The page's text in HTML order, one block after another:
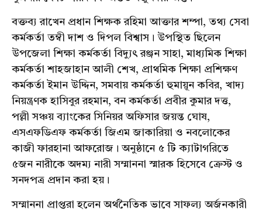
বক্তব্য রাখেন প্রধান শিক্ষক রহিমা আক্তার শম্পা, তথ্য সেবা
কর্মকর্তা তম্বী দাশ ও দিপল বিশ্বাস। উপস্থিত ছিলেন
উপজেলা শিক্ষা কর্মকর্তা বিদ্যুৎ রঞ্জন সাহা, মাধ্যমিক শিক্ষা
কর্মকর্তা শাহজাহান আলী শেখ, প্রাথমিক শিক্ষা প্রশিক্ষণ
কর্মকর্তা ইমান উদ্দিন, সমবায় কর্মকর্তা হুমায়ূন কবির, খাদ্য
নিয়ন্ত্রণক হাসিবুর রহমান, বন কর্মকর্তা প্রবীর কুমার দত্ত,
পল্লী সঞ্চয় ব্যাংকের সিনিয়র অফিসার জয়ন্ত ঘোষ,
এসএফডিএফ কর্মকর্তা জিএম জাকারিয়া ও নবলোকের
কাজী ফারহানা আফরোজ। অনুষ্ঠানে ৫ টি ক্যাটাগরিতে
৫জন নারীকে অদম্য নারী সম্মাননা স্মারক হিসেবে ক্রেস্ট ও
সনদপত্র প্রদান করা হয়।
সম্মাননা প্রাপ্তরা হলেন অর্থনৈতিক ভাবে সাফল্য অর্জনকারী